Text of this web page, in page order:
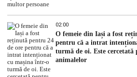
02:00
O femeie din Iași a fost
pentru că a intrat
turmă de oi. Este
animalelor